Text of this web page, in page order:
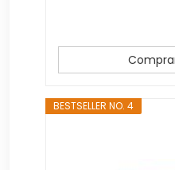
BESTSELLER NO. 4